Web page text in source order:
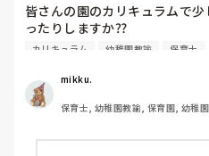
皆さんの園のカリキュラムで
ったりしますか⁇
のみ）・乾布摩擦（年中組以
から行っています）があります。
♪
カリキュラム 幼稚園教諭 保育士
mikku.
保育士, 幼稚園教諭, 保育園, 幼稚